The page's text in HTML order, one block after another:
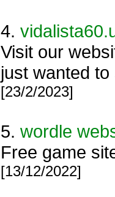
4.
Visit our
just wanted
[23/2/2023]
5. wordle
Free game
[13/12/2022]